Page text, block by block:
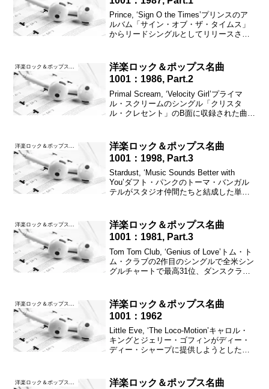
Prince, ‘Sign O the Times’プリンスのア
ルバム「サイン・オブ・ザ・タイムス」
からリードシングルとしてリリースさ
た。ドラッグ、暴力、エイズとい...
洋楽ロック＆ポップス名曲1001
洋楽ロック＆ポップス名曲
1001：1986, Part.2
Primal Scream, ‘Velocity Girl’プライマ
ル・スクリームのシングル「クリスタ
ル・クレセント」のB面に収録された曲だ
曲目に収録されたことに...
洋楽ロック＆ポップス名曲
1001：1998, Part.3
Stardust, ‘Music Sounds Better with
You’ダフト・パンクのトーマ・バンガル
テルがスタジオ仲間たちと結成した単発
ングルチャートで最高...
洋楽ロック＆ポップス名曲1001
洋楽ロック＆ポップス名曲
1001：1981, Part.3
Tom Tom Club, ‘Genius of Love’トム・ト
ム・クラブの2作目のシングルで全米シン
グルチャートで最高31位、ダンスクラブ
キング・ヘッズのドラマ...
洋楽ロック＆ポップス名曲
1001：1962
Little Eve, ‘The Loco-Motion’キャロル・
キングとジェリー・ゴフィンがディー・
ディー・シャープに提供しようとしたの
が歌ってリリースしたところ、...
洋楽ロック＆ポップス名曲1001
洋楽ロック＆ポップス名曲